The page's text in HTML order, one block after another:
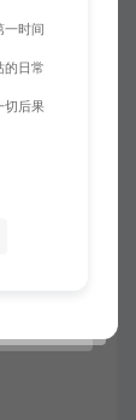
害比
一时间
的日常
切后果